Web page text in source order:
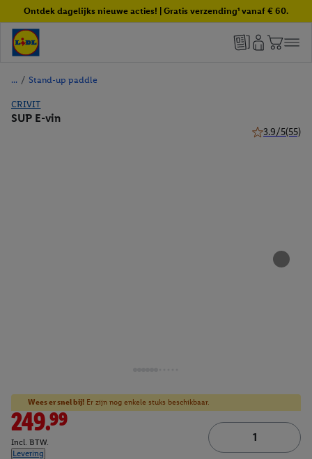
Ontdek dagelijks nieuwe acties! | Gratis verzending¹ vanaf € 60.
/ Stand-up paddle
CRIVIT
SUP E-vin
3.9/5(55)
Wees er snel bij! Er zijn nog enkele stuks beschikbaar.
249.99
Incl. BTW.
Levering